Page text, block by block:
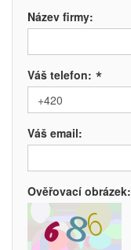
Název firmy:
Váš telefon: *
Váš email:
Ověřovací obrázek: